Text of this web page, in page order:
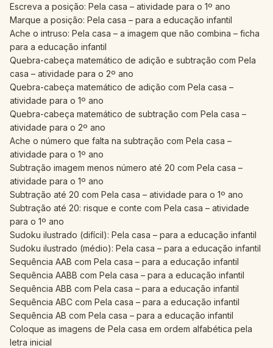
Escreva a posição: Pela casa – atividade para o 1º ano
Marque a posição: Pela casa – para a educação infantil
Ache o intruso: Pela casa – a imagem que não combina – ficha
para a educação infantil
Quebra-cabeça matemático de adição e subtração com Pela
casa – atividade para o 2º ano
Quebra-cabeça matemático de adição com Pela casa –
atividade para o 1º ano
Quebra-cabeça matemático de subtração com Pela casa –
atividade para o 2º ano
Ache o número que falta na subtração com Pela casa –
atividade para o 1º ano
Subtração imagem menos número até 20 com Pela casa –
atividade para o 1º ano
Subtração até 20 com Pela casa – atividade para o 1º ano
Subtração até 20: risque e conte com Pela casa – atividade
para o 1º ano
Sudoku ilustrado (difícil): Pela casa – para a educação infantil
Sudoku ilustrado (médio): Pela casa – para a educação infantil
Sequência AAB com Pela casa – para a educação infantil
Sequência AABB com Pela casa – para a educação infantil
Sequência ABB com Pela casa – para a educação infantil
Sequência ABC com Pela casa – para a educação infantil
Sequência AB com Pela casa – para a educação infantil
Coloque as imagens de Pela casa em ordem alfabética pela
letra inicial